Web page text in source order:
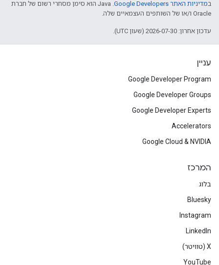
במדיניות האתר Google Developers‏
.‏ Java הוא סימן מסחרי רשום של חברת
Oracle ו/או של השותפים העצמאיים שלה.
עדכון אחרון: 2026-07-30 (שעון UTC).
עניין
Google Developer Program
Google Developer Groups
Google Developer Experts
Accelerators
Google Cloud & NVIDIA
המרכז
בלוג
Bluesky
Instagram
LinkedIn
‫X (טוויטר)
YouTube